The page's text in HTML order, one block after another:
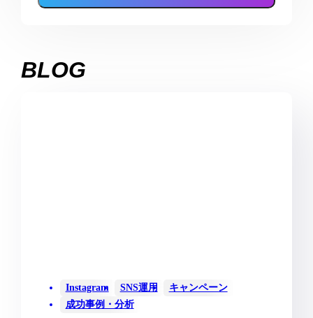
BLOG
Instagram SNS運用
キャンペーン
成功事例・分析